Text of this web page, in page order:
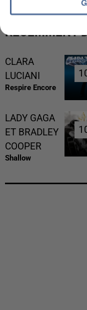
RÉCEMMENT
CLARA
LUCIANI
Respire Encore
LADY GAGA
ET BRADLEY
COOPER
Shallow